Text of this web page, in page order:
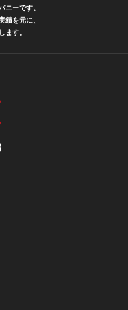
ニーです。
績を元に、
ます。